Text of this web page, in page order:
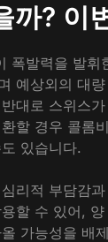
까? 이
폭발력을 발휘
예상외의 대
대로 스위스
할 경우 콜롬
있습니다.
리적 부담감
할 수 있어,
가능성을 배